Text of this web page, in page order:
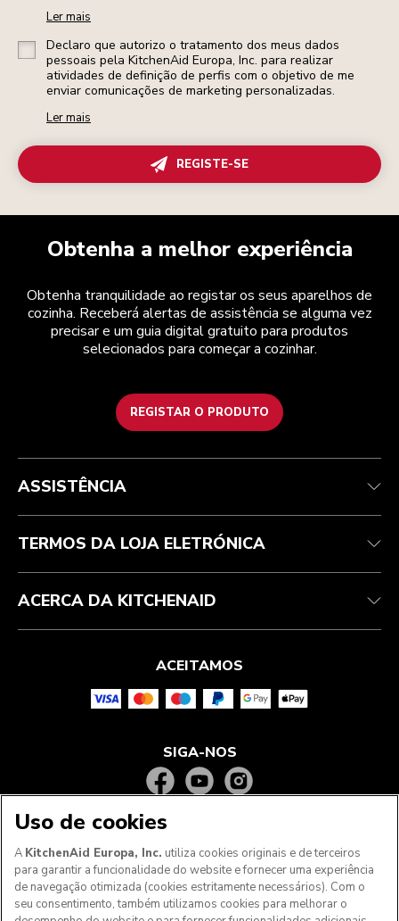
Ler mais
Declaro que autorizo o tratamento dos meus dados
pessoais pela KitchenAid Europa, Inc. para realizar
atividades de definição de perfis com o objetivo de me
enviar comunicações de marketing personalizadas.
Ler mais
REGISTE-SE
Obtenha a melhor experiência
Obtenha tranquilidade ao registar os seus aparelhos de
cozinha. Receberá alertas de assistência se alguma vez
precisar e um guia digital gratuito para produtos
selecionados para começar a cozinhar.
REGISTAR O PRODUTO
Health Check
Atendimento ao cliente
Acompanhar a sua encomenda
Garantia e documentos
Perguntas frequentes
Termos e condições
Envio e entrega
Devoluções e reembolsos
Marca
ODR
A marca
A nossa história
ASSISTÊNCIA
TERMOS DA LOJA ELETRÓNICA
ACERCA DA KITCHENAID
ACEITAMOS
SIGA-NOS
Uso de cookies
A KitchenAid Europa, Inc. utiliza cookies originais e de terceiros
para garantir a funcionalidade do website e fornecer uma experiência
de navegação otimizada (cookies estritamente necessários). Com o
seu consentimento, também utilizamos cookies para melhorar o